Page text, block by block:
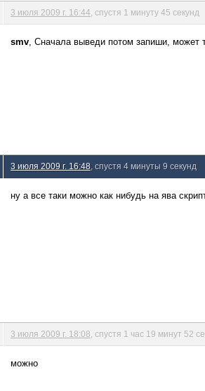
3 июля 2009 г. 16:44 , спустя 1 минуту 45 секунд
smv, Сначала выведи потом запиши, может
3 июля 2009 г. 16:48 , спустя 4 минуты 9 секунд
ну а все таки можно как нибудь на ява
3 июля 2009 г. 18:08 , спустя 1 час 19 минут 52
можно